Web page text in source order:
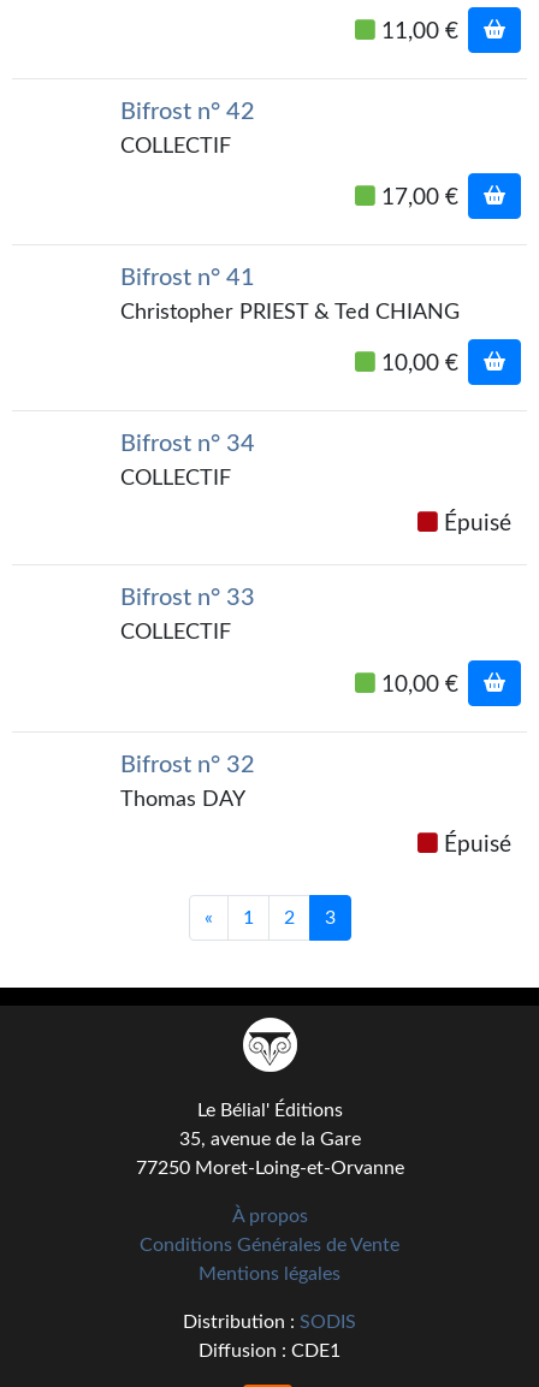
Newsletter
Le Bélial' sur Youtube
La Bibliothèque orbitale
Journal d'un homme des bois
Nous contacter
Soumettre un manuscrit
Support technique
11,00 €
Bifrost n° 42
COLLECTIF
17,00 €
Bifrost n° 41
Christopher PRIEST & Ted CHIANG
10,00 €
Bifrost n° 34
COLLECTIF
Épuisé
Bifrost n° 33
COLLECTIF
10,00 €
Bifrost n° 32
Thomas DAY
Épuisé
« 1 2 3
Le Bélial' Éditions
35, avenue de la Gare
77250 Moret-Loing-et-Orvanne
À propos
Conditions Générales de Vente
Mentions légales
Distribution : SODIS
Diffusion : CDE1